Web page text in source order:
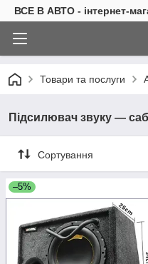
ВСЕ В АВТО - інтернет-
Товари та послуги
Підсилювач звуку —
Сортування
–5%